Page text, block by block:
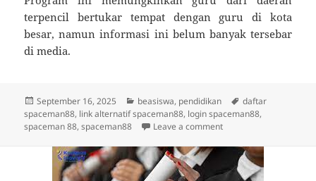
terpencil bertukar tempat dengan guru di kota
besar, namun informasi ini belum banyak tersebar
di media.
Posted
on
September 16, 2025 Categories
beasiswa, pendidikan Tags
daftar
spaceman88, link alternatif spaceman88, login spaceman88,
spaceman 88,spaceman88 Leave a commenton Rahasia Pendidikan